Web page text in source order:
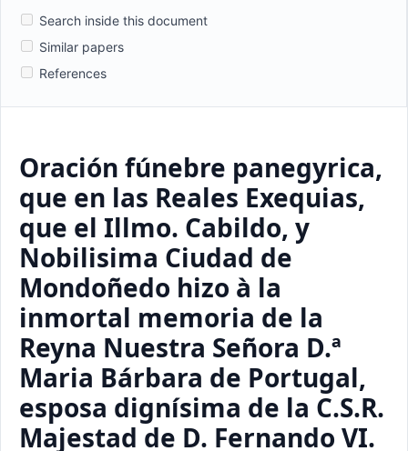
Search inside this document
Similar papers
References
Oración fúnebre panegyrica,
que en las Reales Exequias,
que el Illmo. Cabildo, y
Nobilisima Ciudad de
Mondoñedo hizo à la
inmortal memoria de la
Reyna Nuestra Señora D.ª
Maria Bárbara de Portugal,
esposa dignísima de la C.S.R.
Majestad de D. Fernando VI.